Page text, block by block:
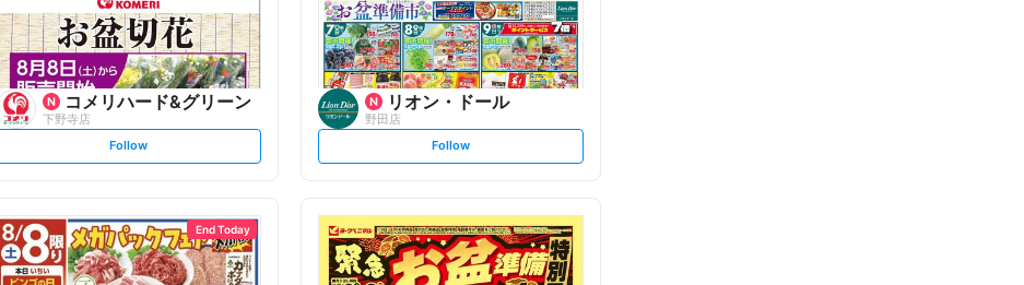
o
w
o
w
コメリハード&グリーン
下野寺店
s
t
l
o
w
Follow
リオン・ドール
野田店
s
t
l
o
w
Follow
End Today